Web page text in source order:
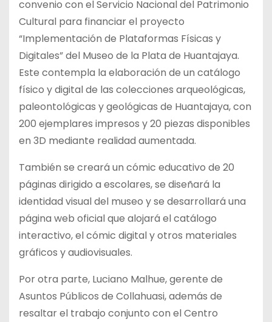
convenio con el Servicio Nacional del Patrimonio
Cultural para financiar el proyecto
“Implementación de Plataformas Físicas y
Digitales” del Museo de la Plata de Huantajaya.
Este contempla la elaboración de un catálogo
físico y digital de las colecciones arqueológicas,
paleontológicas y geológicas de Huantajaya, con
200 ejemplares impresos y 20 piezas disponibles
en 3D mediante realidad aumentada.
También se creará un cómic educativo de 20
páginas dirigido a escolares, se diseñará la
identidad visual del museo y se desarrollará una
página web oficial que alojará el catálogo
interactivo, el cómic digital y otros materiales
gráficos y audiovisuales.
Por otra parte, Luciano Malhue, gerente de
Asuntos Públicos de Collahuasi, además de
resaltar el trabajo conjunto con el Centro